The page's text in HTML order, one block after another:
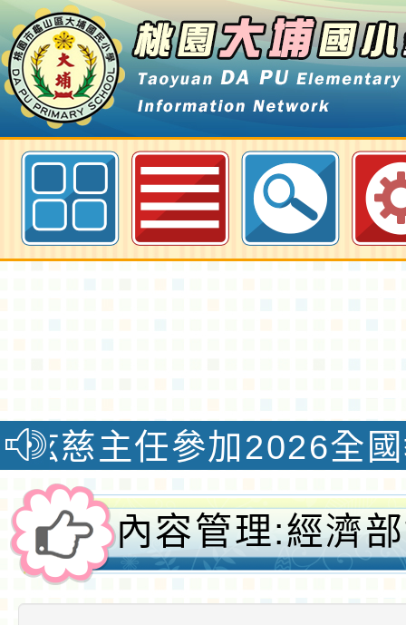
經濟部彰濱產業園區服務中心宣導
險，不宜從事水上活動，請勿至園
水，以維護人身安全-桃園大埔國
參加2026全國教學創
內容管理:經濟